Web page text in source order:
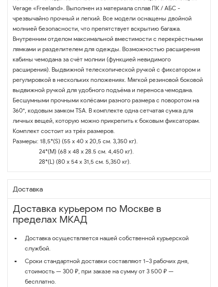
Verage «Freeland». Выполнен из материала сплав ПК / АБС -
чрезвычайно прочный и легкий. Все модели оснащены двойной
молнией безопасности, что препятствует вскрытию багажа.
Внутренним отделом максимальной вместимости с перекрёстными
лямками и разделителем для одежды. Возможностью расширения
кабины чемодана за счёт молнии (функцией невидимого
расширения). Выдвижной телескопической ручкой с фиксатором и
регулировкой в нескольких положениях. Мягкой резиновой боковой
выдвижной ручкой для удобного подъёма и переноса чемодана.
Бесшумными прочными колёсами разного размера с поворотом на
360°, кодовым замком TSA. В комплекте одна сетчатая сумка для
личных вещей, которую можно прикрепить к боковым фиксаторам.
Комплект состоит из трёх размеров.
Размеры: 18,5*(S) (55 x 40 x 20,5 см. 3,350 кг).
24*(M) (68 x 48 x 28.5 см. 4,450 кг).
28*(L) (80 x 54 x 31,5 см. 5,350 кг).
Доставка
Доставка курьером по Москве в
пределах МКАД
Доставка осуществляется нашей собственной курьерской
службой.
Сроки стандартной доставки составляют 1–3 рабочих дня,
стоимость — 300 ₽, при заказе на сумму от 3 500 ₽ —
бесплатно.